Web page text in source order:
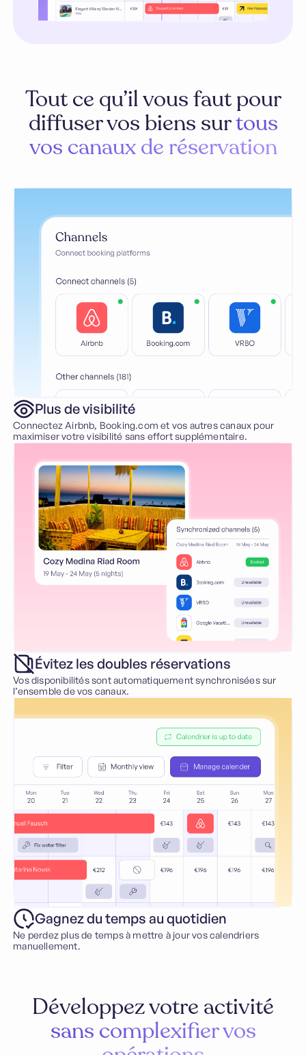
Tout ce qu’il vous faut pour
diffuser vos biens surtous
vos canaux de réservation
Plus de visibilité
Connectez Airbnb, Booking.com et vos autres canaux pour
maximiser votre visibilité sans effort supplémentaire.
Évitez les doubles réservations
Vos disponibilités sont automatiquement synchronisées sur
l’ensemble de vos canaux.
Gagnez du temps au quotidien
Ne perdez plus de temps à mettre à jour vos calendriers
manuellement.
Développez votre activité
sans complexifier vos